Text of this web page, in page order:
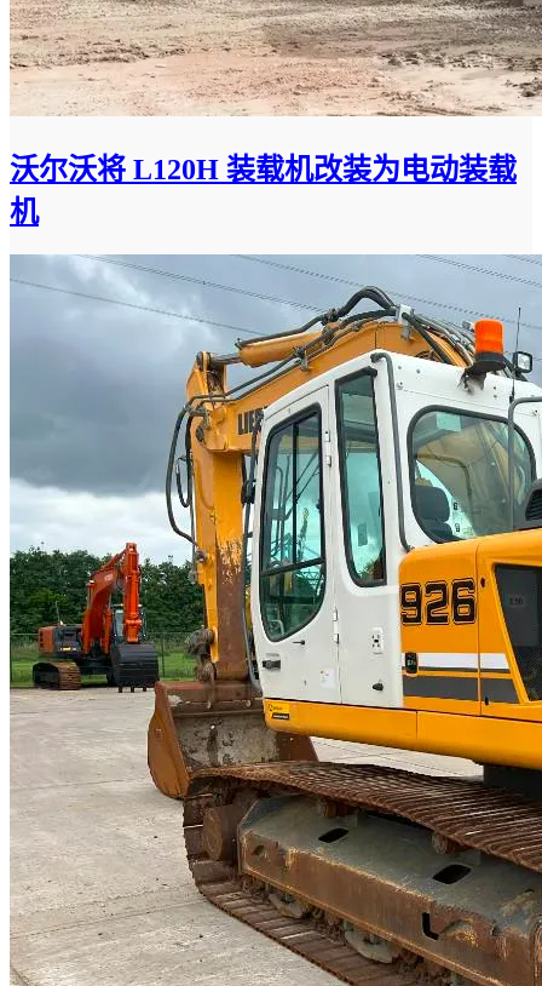
沃尔沃将 L120H 装载机改装为电动装载
机